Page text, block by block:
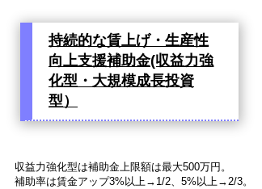
持続的な賃上げ・生産性
向上支援補助金(収益力強
化型・大規模成長投資
型）
収益力強化型は補助金上限額は最大500万円。
補助率は賃金アップ3%以上→1/2、5%以上→2/3。